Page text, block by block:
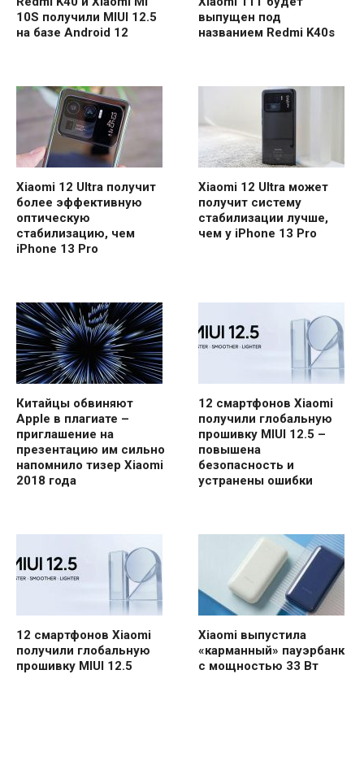
10S получили MIUI 12.5
на базе Android 12
выпущен под
названием Redmi K40s
Xiaomi 12 Ultra получит
более эффективную
оптическую
стабилизацию, чем
iPhone 13 Pro
Xiaomi 12 Ultra может
получит систему
стабилизации лучше,
чем у iPhone 13 Pro
Китайцы обвиняют
Apple в плагиате –
приглашение на
презентацию им сильно
напомнило тизер Xiaomi
2018 года
12 смартфонов Xiaomi
получили глобальную
прошивку MIUI 12.5 –
повышена
безопасность и
устранены ошибки
12 смартфонов Xiaomi
получили глобальную
прошивку MIUI 12.5
Xiaomi выпустила
«карманный» пауэрбанк
с мощностью 33 Вт